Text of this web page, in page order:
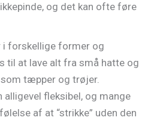
og det kan ofte føre
forskellige former og
til at lave alt fra små hatte og
tæpper og trøjer.
alligevel fleksibel, og mange
af at “strikke” uden den